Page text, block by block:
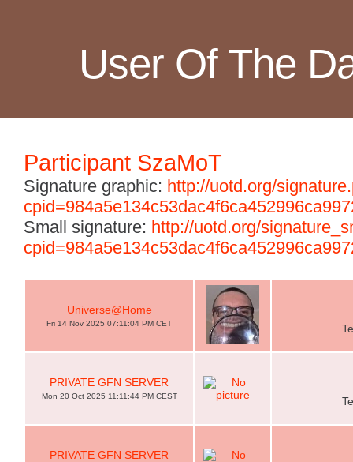
User Of The
Participant SzaMoT
Signature graphic: http://uotd.org/
Small signature: http://uotd.org/
Universe@Home
Fri 14 Nov 2025 07:11:04 PM CET
PRIVATE GFN SERVER
Mon 20 Oct 2025 11:11:44 PM CEST
PRIVATE GFN SERVER